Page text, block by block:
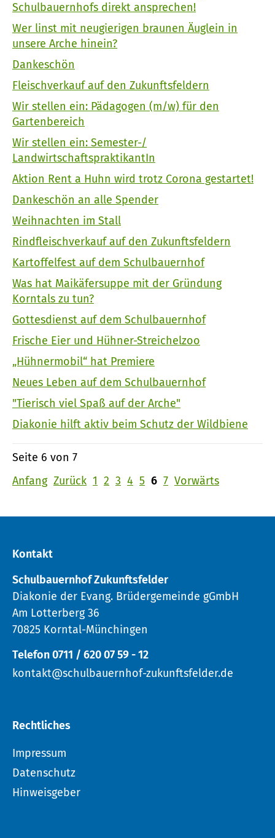
Schulbauernhofs direkt ansprechen!
Wer linst mit neugierigen braunen Äuglein in
unsere Arche hinein?
Dankeschön
Fleischverkauf auf den Zukunftsfeldern
Wir stellen ein: Pädagogen (m/w) für den
Gartenbereich
Wir stellen ein: Semester-/
LandwirtschaftspraktikantIn
Aktion Rent a Huhn wird trotz Corona gestartet!
Dankeschön an alle Spender
Weihnachten im Stall
Rindfleischverkauf auf den Zukunftsfeldern
Kartoffelfest auf dem Schulbauernhof
Was hat Maikäfersuppe mit der Gründung
Korntals zu tun?
Gottesdienst auf dem Schulbauernhof
Frische Eier und Hühner-Streichelzoo
„Hühnermobil“ hat Premiere
Neues Leben auf dem Schulbauernhof
"Tierisch viel Spaß auf der Arche"
Diakonie hilft aktiv beim Schutz der Wildbiene
Seite 6 von 7
Anfang Zurück 1 2 3 4 5 6 7 Vorwärts
Kontakt
Schulbauernhof Zukunftsfelder
Diakonie der Evang. Brüdergemeinde gGmbH
Am Lotterberg 36
70825 Korntal-Münchingen
Telefon 0711 / 620 07 59 - 12
kontakt@schulbauernhof-zukunftsfelder.de
Rechtliches
Impressum
Datenschutz
Hinweisgeber